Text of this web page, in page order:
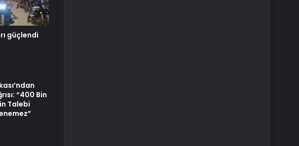
güçlendi
“400 Bin
Talebi